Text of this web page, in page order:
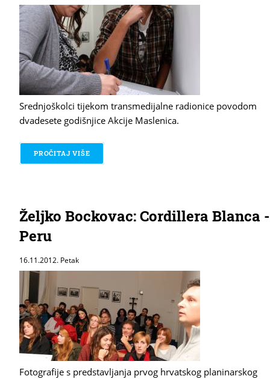
Srednjoškolci tijekom transmedijalne radionice povodom
dvadesete godišnjice Akcije Maslenica.
PROČITAJ VIŠE
Željko Bockovac: Cordillera Blanca -
Peru
16.11.2012. Petak
Fotografije s predstavljanja prvog hrvatskog planinarskog